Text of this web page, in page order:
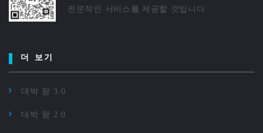
전문적인 서비스를 제공할 것입니다
더 보기
대박 왕 3.0
대박 왕 2.0